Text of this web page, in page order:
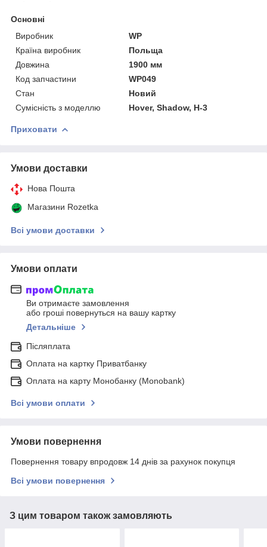
Основні
Виробник
WP
Країна виробник
Польща
Довжина
1900 мм
Код запчастини
WP049
Стан
Новий
Сумісність з моделлю
Hover, Shadow, H-3
Приховати
Умови доставки
Нова Пошта
Магазини Rozetka
Всі умови доставки
Умови оплати
Ви отримаєте замовлення
або гроші повернуться на вашу картку
Детальніше
Післяплата
Оплата на картку Приватбанку
Оплата на карту Монобанку (Monobank)
Всі умови оплати
Умови повернення
Повернення товару впродовж 14 днів за рахунок покупця
Всі умови повернення
З цим товаром також замовляють